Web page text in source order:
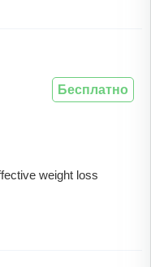
weight loss
Бесплатно